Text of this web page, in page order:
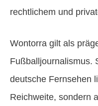
rechtlichem und
Wontorra gilt als
Fußballjournalismus.
deutsche Fernsehen
Reichweite, sondern